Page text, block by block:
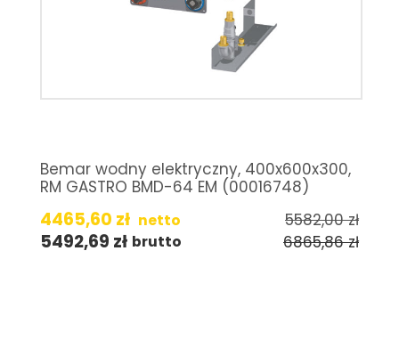
Bemar wodny elektryczny, 400x600x300,
RM GASTRO BMD-64 EM (00016748)
4465,60 zł netto 5582,00zł
5492,69 zł brutto 6865,86zł